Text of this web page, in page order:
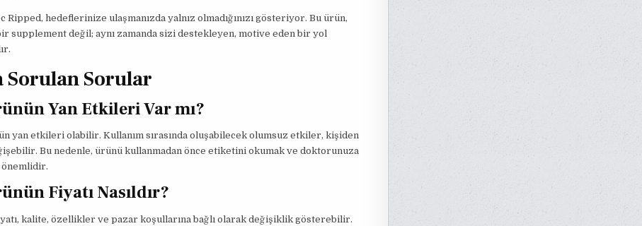
Ripped, hedeflerinize ulaşmanızda yalnız olmadığınızı gösteriyor. Bu ürün,
supplement değil; aynı zamanda sizi destekleyen, motive eden bir yol
Sorulan Sorular
Yan Etkileri Var mı?
yan etkileri olabilir. Kullanım sırasında oluşabilecek olumsuz etkiler, kişiden
Bu nedenle, ürünü kullanmadan önce etiketini okumak ve doktorunuza
önemlidir.
Fiyatı Nasıldır?
kalite, özellikler ve pazar koşullarına bağlı olarak değişiklik gösterebilir.